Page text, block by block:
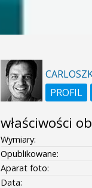
PROFIL
właściwości
Wymiary:
Opublikowane:
Aparat foto:
Data: